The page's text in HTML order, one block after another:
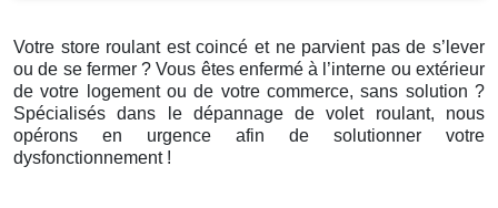
Votre store roulant est coincé et ne parvient pas de s’lever
ou de se fermer ? Vous êtes enfermé à l’interne ou extérieur
de votre logement ou de votre commerce, sans solution ?
Spécialisés dans le dépannage de volet roulant, nous
opérons en urgence afin de solutionner votre
dysfonctionnement !